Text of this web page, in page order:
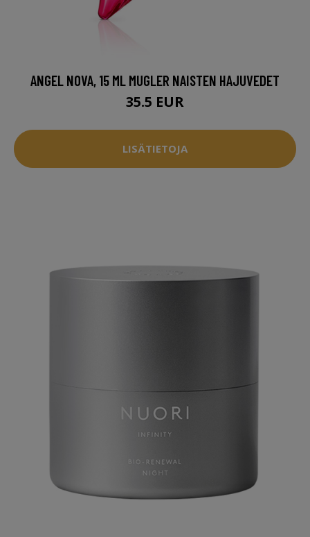
ANGEL NOVA, 15 ML MUGLER NAISTEN HAJUVEDET
35.5 EUR
LISÄTIETOJA